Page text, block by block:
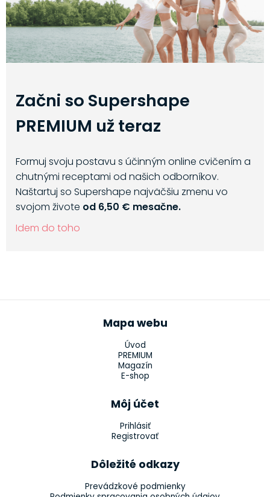
Začni so Supershape
PREMIUM už teraz
Formuj svoju postavu s účinným online cvičením a
chutnými receptami od našich odborníkov.
Naštartuj so Supershape najväčšiu zmenu vo
svojom živote od 6,50 € mesačne.
Idem do toho
Mapa webu
Úvod
PREMIUM
Magazín
E-shop
Môj účet
Prihlásiť
Registrovať
Dôležité odkazy
Prevádzkové podmienky